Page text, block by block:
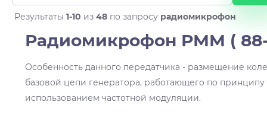
Результаты 1-10 из 48 по запросу радиомикрофон
Радиомикрофон РММ (
Особенность данного передатчика - размещение
базовой цепи генератора, работающего по принципу
использованием частотной модуляции.